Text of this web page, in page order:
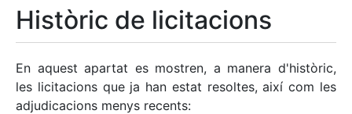
Històric de licitacions
En aquest apartat es mostren, a manera d'històric,
les licitacions que ja han estat resoltes, així com les
adjudicacions menys recents: